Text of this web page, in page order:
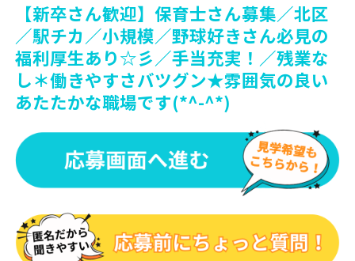
【新卒さん歓迎】保育士さん募集／北区
／駅チカ／小規模／野球好きさん必見の
福利厚生あり☆彡／手当充実！／残業な
し＊働きやすさバツグン★雰囲気の良い
あたたかな職場です(*^-^*)